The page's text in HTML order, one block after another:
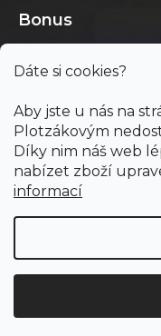
Dáte si cookies?
Aby jste u nás na
Plotzákovým
Díky nim náš web
nabízet zboží
informací
Bonus
Copyright 2026